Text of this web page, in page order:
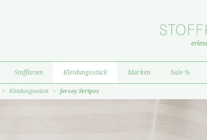
Stoffarten Kleidungsstück Marken Sale %
> Kleidungsstück > Jersey Stripes